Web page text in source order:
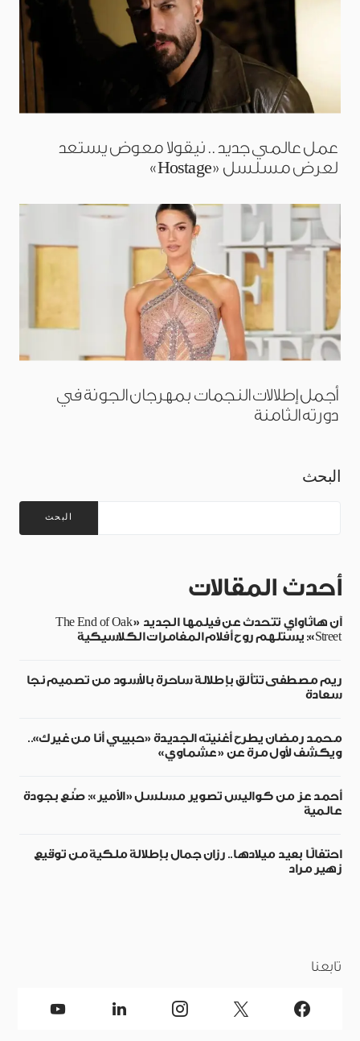
عمل عالمي جديد.. نيقولا معوض يستعد
لعرض مسلسل «Hostage»
أجمل إطلالات النجمات بمهرجان الجونة في
دورته الثامنة
البحث
البحث
أحدث المقالات
آن هاثاواي تتحدث عن فيلمها الجديد «The End of Oak
Street»: يستلهم روح أفلام المغامرات الكلاسيكية
ريم مصطفى تتألق بإطلالة ساحرة بالأسود من تصميم نجا
سعادة
محمد رمضان يطرح أغنيته الجديدة «حبيبي أنا من غيرك»..
ويكشف لأول مرة عن «عشماوي»
أحمد عز من كواليس تصوير مسلسل «الأمير»: صُنع بجودة
عالمية
احتفالًا بعيد ميلادها.. رزان جمال بإطلالة ملكية من توقيع
زهير مراد
تابعنا